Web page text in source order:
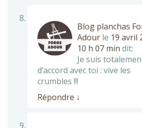
Blog planchas
Adour le 19 avril
10 h 07 min dit:
Je suis
d’accord avec toi : vive les
crumbles !!!
Répondre ↓